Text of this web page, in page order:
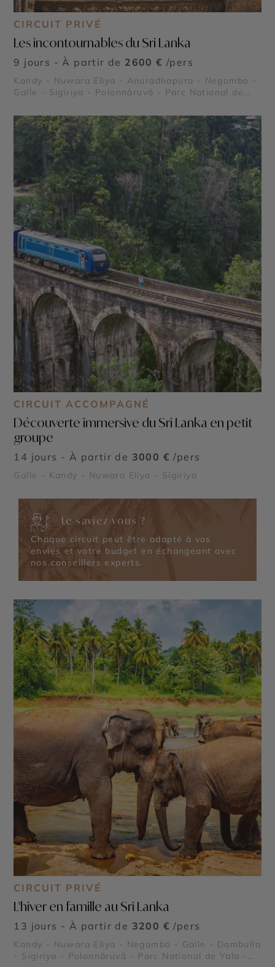
CIRCUIT PRIVÉ
Les incontournables du Sri Lanka
9 jours - À partir de 2600 € /pers
Kandy - Nuwara Eliya - Anuradhapura - Negombo -
Galle - Sigiriya - Polonnâruvâ - Parc National de
CIRCUIT ACCOMPAGNÉ
Découverte immersive du Sri Lanka en petit
groupe
14 jours - À partir de 3000 € /pers
Galle - Kandy - Nuwara Eliya - Sigiriya
Le saviez-vous ?
Chaque circuit peut être adapté à vos
envies et votre budget en échangeant avec
nos conseillers experts.
CIRCUIT PRIVÉ
L'hiver en famille au Sri Lanka
13 jours - À partir de 3200 € /pers
Kandy - Nuwara Eliya - Negombo - Galle - Dambulla
- Sigiriya - Polonnâruvâ - Parc National de Yala -